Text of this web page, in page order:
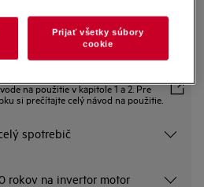
na použitie v kapitole 1 a 2. Pre
si prečítajte celý návod na použitie.
spotrebič
rokov na invertor motor
Prijať všetky súbory
cookie